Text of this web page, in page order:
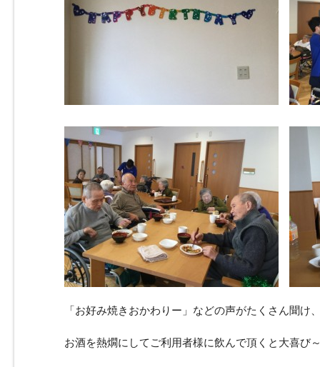
「お好み焼きおかわりー」などの声がたくさん聞
お酒を熱燗にしてご利用者様に飲んで頂くと大喜び